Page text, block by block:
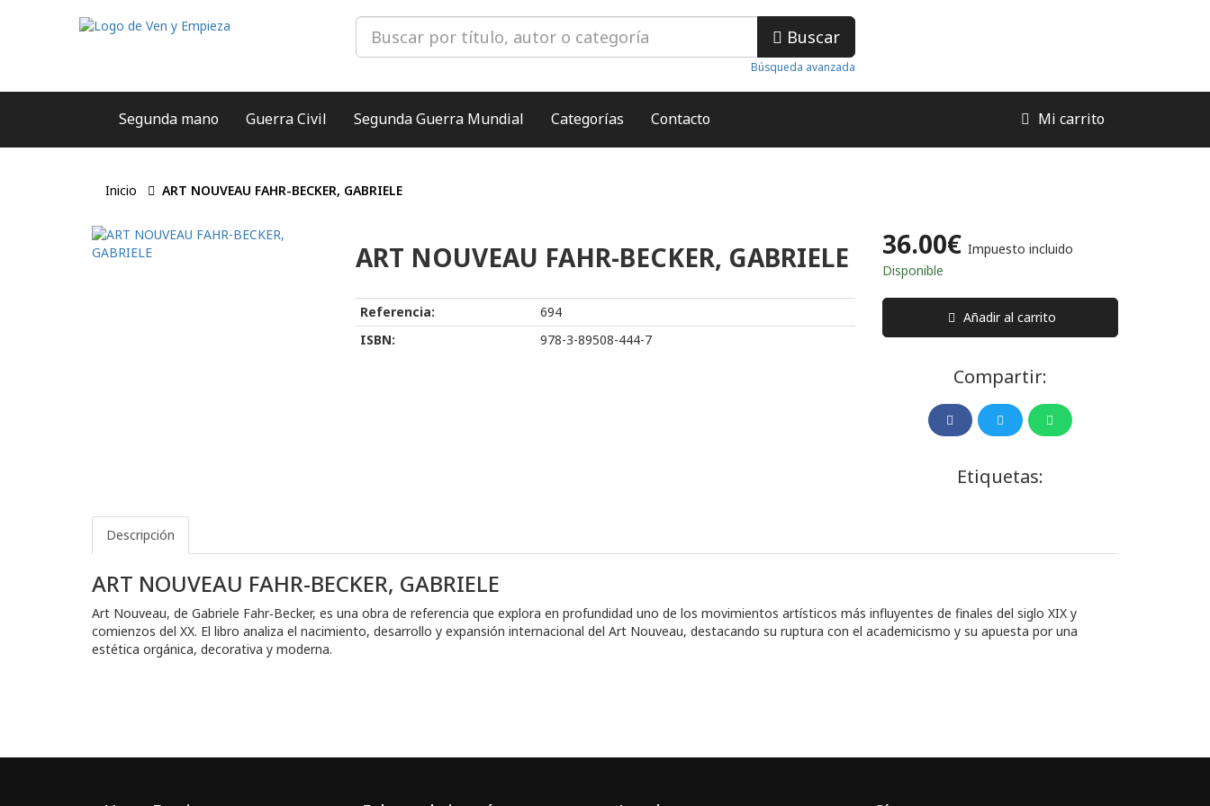
Buscar
Búsqueda avanzada
Segunda mano Guerra Civil Segunda Guerra Mundial Categorías Contacto Mi carrito
Inicio ART NOUVEAU FAHR-BECKER, GABRIELE
ART NOUVEAU FAHR-BECKER, GABRIELE
Referencia:
694
ISBN:
978-3-89508-444-7
36.00€ Impuesto incluido
Disponible
Añadir al carrito
Compartir:
Etiquetas:
Descripción
ART NOUVEAU FAHR-BECKER, GABRIELE
Art Nouveau, de Gabriele Fahr‑Becker, es una obra de referencia que explora en profundidad uno de los movimientos artísticos más influyentes de finales del siglo XIX y
comienzos del XX. El libro analiza el nacimiento, desarrollo y expansión internacional del Art Nouveau, destacando su ruptura con el academicismo y su apuesta por una
estética orgánica, decorativa y moderna.